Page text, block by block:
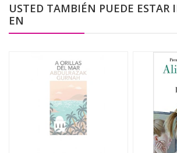
USTED TAMBIÉN PUEDE ESTAR
EN